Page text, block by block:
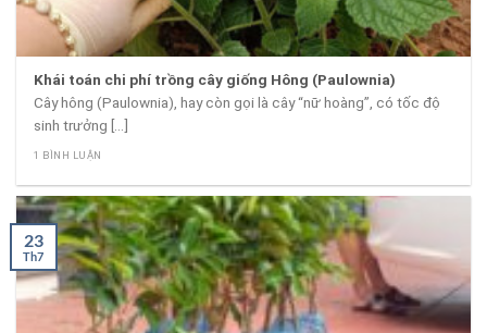
Khái toán chi phí trồng cây giống Hông (Paulownia)
Cây hông (Paulownia), hay còn gọi là cây “nữ hoàng”, có tốc độ
sinh trưởng [...]
1 BÌNH LUẬN
23
Th7